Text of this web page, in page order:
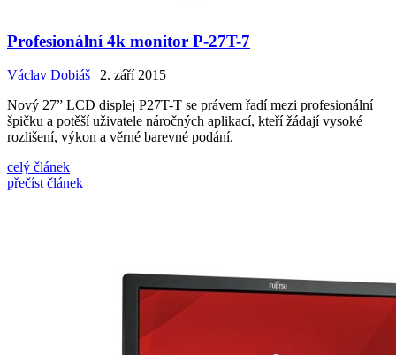
Profesionální 4k monitor P-27T-7
Václav Dobiáš | 2. září 2015
Nový 27” LCD displej P27T-T se právem řadí mezi profesionální
špičku a potěší uživatele náročných aplikací, kteří žádají vysoké
rozlišení, výkon a věrné barevné podání.
celý článek
přečíst článek